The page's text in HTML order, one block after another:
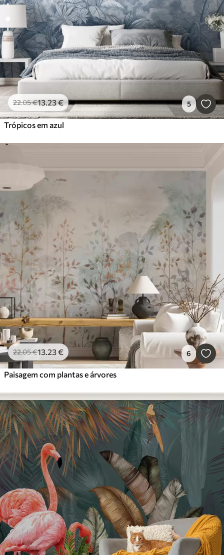
22.05€13.23€ 5
Trópicos em azul
22.05€13.23€ 6
Paisagem com plantas e árvores